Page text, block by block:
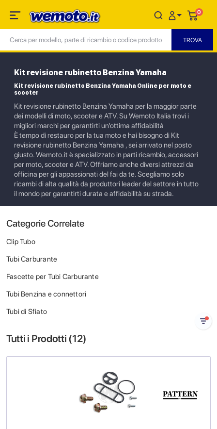
0
Kit revisione rubinetto Benzina Yamaha
Kit revisione rubinetto Benzina Yamaha Online per moto e
scooter
Kit revisione rubinetto Benzina Yamaha per la maggior parte
dei modelli di moto, scooter e ATV. Su Wemoto Italia trovi i
migliori marchi per garantirti un’ottima affidabilità
È tempo di restauro per la tua moto e hai bisogno di Kit
revisione rubinetto Benzina Yamaha , sei arrivato nel posto
giusto. Wemoto.it è specializzato in parti ricambio, accessori
per moto, scooter e ATV. Offriamo anche diversi attrezzi da
officina per gli appassionati del fai da te. Scegliamo solo
ricambi di alta qualità da produttori leader del settore in tutto
il mondo per garantirti durata e affidabilità su strada.
Categorie Correlate
Clip Tubo
Tubi Carburante
Fascette per Tubi Carburante
Tubi Benzina e connettori
Tubi di Sfiato
Tutti i Prodotti (12)